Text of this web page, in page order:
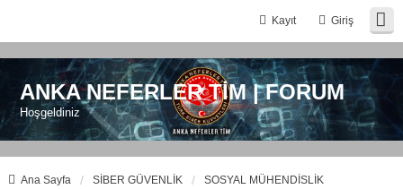
Giriş
Kayıt
ANKA NEFERLER TİM | FORUM
Hoşgeldiniz
Ana Sayfa SİBER GÜVENLİK SOSYAL MÜHENDİSLİK